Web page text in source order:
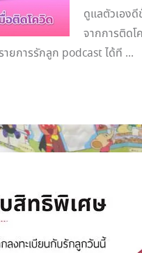
ดูแลตัวเอง
จากการติด
ยการรักลูก podcast ได้ที ...